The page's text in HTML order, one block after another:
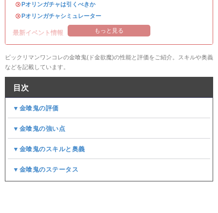
・Pオリンガチャは引くべきか
・Pオリンガチャシミュレーター
最新イベント情報 もっと見る
ビックリマンワンコレの金喰鬼(ド金欲魔)の性能と評価をご紹介。スキルや奥義
などを記載しています。
目次
▼金喰鬼の評価
▼金喰鬼の強い点
▼金喰鬼のスキルと奥義
▼金喰鬼のステータス